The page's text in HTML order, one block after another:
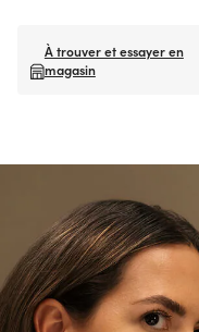
À trouver et essayer en
magasin